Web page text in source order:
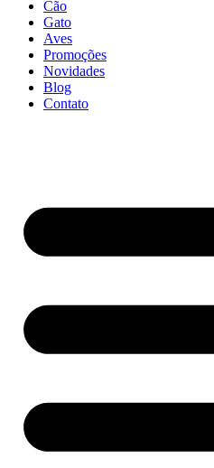
Cão
Gato
Aves
Promoções
Novidades
Blog
Contato